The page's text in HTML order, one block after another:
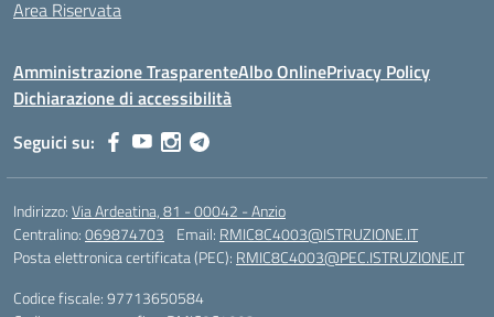
Area Riservata
Amministrazione TrasparenteAlbo OnlinePrivacy Policy
Dichiarazione di accessibilità
Seguici su:
Indirizzo:Via Ardeatina, 81 - 00042 - Anzio
Centralino:069874703 Email: RMIC8C4003@ISTRUZIONE.IT
Posta elettronica certificata (PEC): RMIC8C4003@PEC.ISTRUZIONE.IT
Codice fiscale: 97713650584